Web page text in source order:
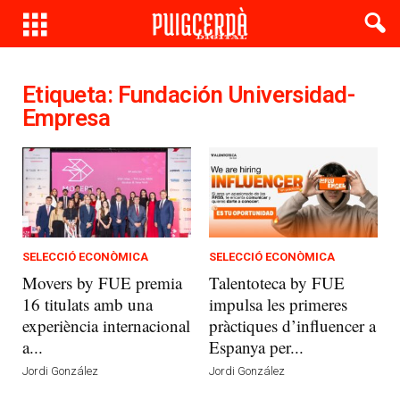
Etiqueta: Fundación Universidad-
Empresa
SELECCIÓ ECONÒMICA
Movers by FUE premia
16 titulats amb una
experiència internacional
a...
Jordi González
SELECCIÓ ECONÒMICA
Talentoteca by FUE
impulsa les primeres
pràctiques d’influencer a
Espanya per...
Jordi González